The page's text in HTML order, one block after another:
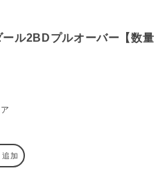
ル2BDプルオーバー【数量
追加